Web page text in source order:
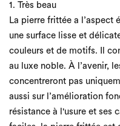
1. Très beau
La pierre frittée a l’aspect
une surface lisse et
couleurs et de motifs. Il
au luxe noble. À l’avenir,
concentreront pas
aussi sur l’amélioration
résistance à l'usure et ses